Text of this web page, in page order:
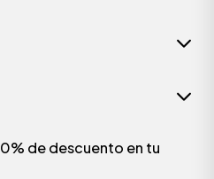
de descuento en tu